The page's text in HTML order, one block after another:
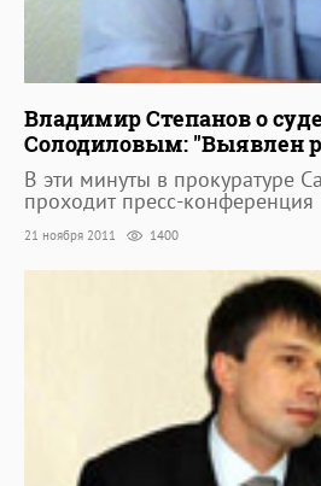
Владимир Степанов о
Солодиловым: "Выявлен
В эти минуты в прокуратуре
проходит пресс-конференция
21 ноября 2011 1400